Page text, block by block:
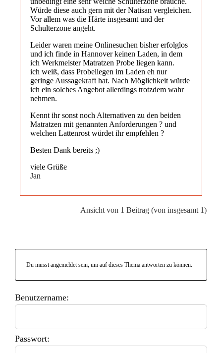
Würde diese auch gern mit der Natisan vergleichen.
Vor allem was die Härte insgesamt und der
Schulterzone angeht.
Leider waren meine Onlinesuchen bisher erfolglos
und ich finde in Hannover keinen Laden, in dem
ich Werkmeister Matratzen Probe liegen kann.
ich weiß, dass Probeliegen im Laden eh nur
geringe Aussagekraft hat. Nach Möglichkeit würde
ich ein solches Angebot allerdings trotzdem wahr
nehmen.
Kennt ihr sonst noch Alternativen zu den beiden
Matratzen mit genannten Anforderungen ? und
welchen Lattenrost würdet ihr empfehlen ?
Besten Dank bereits ;)
viele Grüße
Jan
Ansicht von 1 Beitrag (von insgesamt 1)
Du musst angemeldet sein, um auf dieses Thema antworten zu können.
Benutzername:
Passwort: